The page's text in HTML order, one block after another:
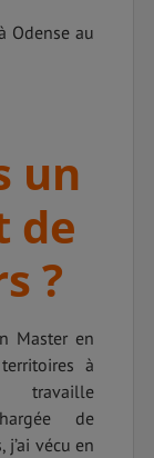
Odense au
un
de
?
Master en
à
travaille
de
vécu en